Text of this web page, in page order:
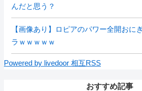
んだと思う？
【画像あり】ロピアのパワー全開おに
ラｗｗｗｗｗ
Powered by livedoor 相互RSS
おすすめ記事